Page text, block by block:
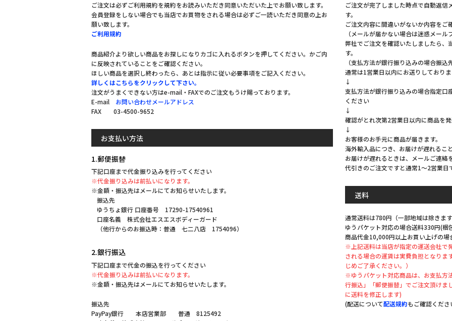
ご注文は必ずご利用規約を規約をお読みいただき同意いただいた上でお願い致します。
会員登録をしない場合でも当店でお買物をされる場合は必ずご一読いただき同意の上お
願い致します。
ご利用規約
商品紹介より欲しい商品をお探しになりカゴに入れるボタンを押してください。かご内
に反映されていることをご確認ください。
ほしい商品を選択し終わったら、あとは指示に従い必要事項をご記入ください。
詳しくはこちらをクリックして下さい。
注文がうまくできない方はe-mail・FAXでのご注文もうけ賜っております。
E-mail お問い合わせメールアドレス
FAX 03-4500-9652
お支払い方法
1.郵便振替
下記口座まで代金振り込みを行ってください
※代金振り込みは前払いになります。
※金額・振込先はメールにてお知らせいたします。
振込先
ゆうちょ銀行 口座番号 17290-17540961
口座名義 株式会社エスエスボディーガード
（他行からのお振込時：普通 七二八店 1754096）
2.銀行振込
下記口座まで代金の振込を行ってください
※代金振り込みは前払いになります。
※金額・振込先はメールにてお知らせいたします。
振込先
PayPay銀行 本店営業部 普通 8125492
ご注文が完了しました時点で自動返信
す。
ご注文内容に間違いがないか内容をご
（メールが届かない場合は迷惑メー
弊社でご注文を確認いたしましたら、
す。
（支払方法が銀行振り込みの場合振
通常は1営業日以内にお送りしており
↓
支払方法が銀行振り込みの場合指定口
ください
↓
確認がとれ次第2営業日以内に商品を
↓
お客様のお手元に商品が届きます。
海外輸入品につき、お届けが遅れるこ
お届けが遅れるときは、メールご連絡
代引きのご注文ですと通常1～2営業
送料
通常送料は780円（一部地域は除きま
ゆうパケット対応の場合送料330円(梱
商品代金10,000円以上お買い上げの場
※上記送料は当店が指定の運送会社で
される場合の運賃は実費負担となりま
じめご了承ください。）
※ゆうパケット対応商品は、お支払方
行振込」「郵便振替」でご注文頂けま
に送料を修正します)
(配送について配送規約もご確認くださ